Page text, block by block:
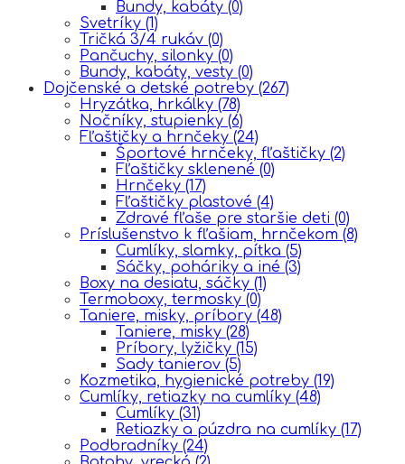
Bundy, kabáty (0)
Svetríky (1)
Tričká 3/4 rukáv (0)
Pančuchy, silonky (0)
Bundy, kabáty, vesty (0)
Dojčenské a detské potreby (267)
Hryzátka, hrkálky (78)
Nočníky, stupienky (6)
Fľaštičky a hrnčeky (24)
Športové hrnčeky, fľaštičky (2)
Fľaštičky sklenené (0)
Hrnčeky (17)
Fľaštičky plastové (4)
Zdravé fľaše pre staršie deti (0)
Príslušenstvo k fľašiam, hrnčekom (8)
Cumlíky, slamky, pítka (5)
Sáčky, poháriky a iné (3)
Boxy na desiatu, sáčky (1)
Termoboxy, termosky (0)
Taniere, misky, príbory (48)
Taniere, misky (28)
Príbory, lyžičky (15)
Sady tanierov (5)
Kozmetika, hygienické potreby (19)
Cumlíky, retiazky na cumlíky (48)
Cumlíky (31)
Retiazky a púzdra na cumlíky (17)
Podbradníky (24)